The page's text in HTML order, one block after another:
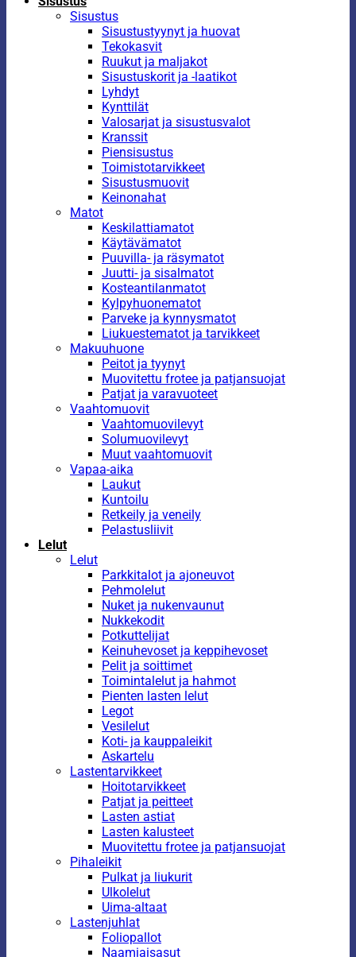
Sisustus
Sisustustyynyt ja huovat
Tekokasvit
Ruukut ja maljakot
Sisustuskorit ja -laatikot
Lyhdyt
Kynttilät
Valosarjat ja sisustusvalot
Kranssit
Piensisustus
Toimistotarvikkeet
Sisustusmuovit
Keinonahat
Matot
Keskilattiamatot
Käytävämatot
Puuvilla- ja räsymatot
Juutti- ja sisalmatot
Kosteantilanmatot
Kylpyhuonematot
Parveke ja kynnysmatot
Liukuestematot ja tarvikkeet
Makuuhuone
Peitot ja tyynyt
Muovitettu frotee ja patjansuojat
Patjat ja varavuoteet
Vaahtomuovit
Vaahtomuovilevyt
Solumuovilevyt
Muut vaahtomuovit
Vapaa-aika
Laukut
Kuntoilu
Retkeily ja veneily
Pelastusliivit
Lelut
Lelut
Parkkitalot ja ajoneuvot
Pehmolelut
Nuket ja nukenvaunut
Nukkekodit
Potkuttelijat
Keinuhevoset ja keppihevoset
Pelit ja soittimet
Toimintalelut ja hahmot
Pienten lasten lelut
Legot
Vesilelut
Koti- ja kauppaleikit
Askartelu
Lastentarvikkeet
Hoitotarvikkeet
Patjat ja peitteet
Lasten astiat
Lasten kalusteet
Muovitettu frotee ja patjansuojat
Pihaleikit
Pulkat ja liukurit
Ulkolelut
Uima-altaat
Lastenjuhlat
Foliopallot
Naamiaisasut